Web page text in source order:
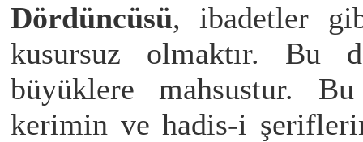
Dördüncüsü, ibadetler
kusursuz olmaktır. Bu
büyüklere mahsustur.
kerimin ve hadis-i